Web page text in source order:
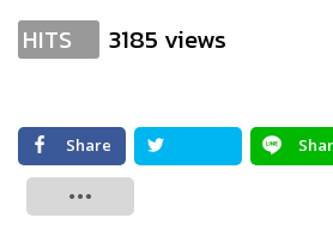
HITS 3185 views
Share